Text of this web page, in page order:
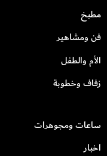
مطبخ
فن ومشاهير
الأم والطفل
زفاف وخطوبة
ساعات ومجوهرات
اخبار